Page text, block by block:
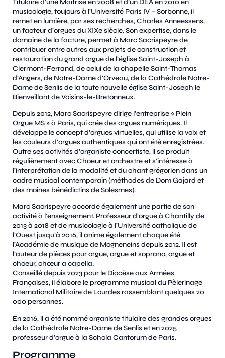
musicologie, toujours à l’Université Paris IV – Sorbonne, il
remet en lumière, par ses recherches, Charles Anneessens,
un facteur d’orgues du XIXe siècle. Son expertise, dans le
domaine de la facture, permet à Marc Sacrispeyre de
contribuer entre autres aux projets de construction et
restauration du grand orgue de l’église Saint-Joseph à
Clermont-Ferrand, de celui de la chapelle Saint-Thomas
d’Angers, de Notre-Dame d’Orveau, de la Cathédrale Notre-
Dame de Senlis de la toute nouvelle église Saint-Joseph le
Bienveillant de Voisins-le-Bretonneux.
Depuis 2012, Marc Sacrispeyre dirige l’entreprise « Plein
Orgue MS » à Paris, qui crée des orgues numériques. Il
développe le concept d’orgues virtuelles, qui utilise la voix et
les couleurs d’orgues authentiques qui ont été enregistrées.
Outre ses activités d’organiste concertiste, il se produit
régulièrement avec Choeur et orchestre et s’intéresse à
l’interprétation de la modalité et du chant grégorien dans un
cadre musical contemporain (méthodes de Dom Gajard et
des moines bénédictins de Solesmes).
Marc Sacrispeyre accorde également une partie de son
activité à l’enseignement. Professeur d’orgue à Chantilly de
2013 à 2018 et de musicologie à l’Université catholique de
l’Ouest jusqu’à 2016, il anime également chaque été
l’Académie de musique de Mogneneins depuis 2012. Il est
l’auteur de pièces pour orgue, orgue et soprano, orgue et
choeur, chœur a capella.
Conseillé depuis 2023 pour le Diocèse aux Armées
Françaises, il élabore le programme musical du Pèlerinage
International Militaire de Lourdes rassemblant quelques 20
000 personnes.
En 2016, il a été nommé organiste titulaire des grandes orgues
de la Cathédrale Notre-Dame de Senlis et en 2025
professeur d’orgue à la Schola Cantorum de Paris.
Programme